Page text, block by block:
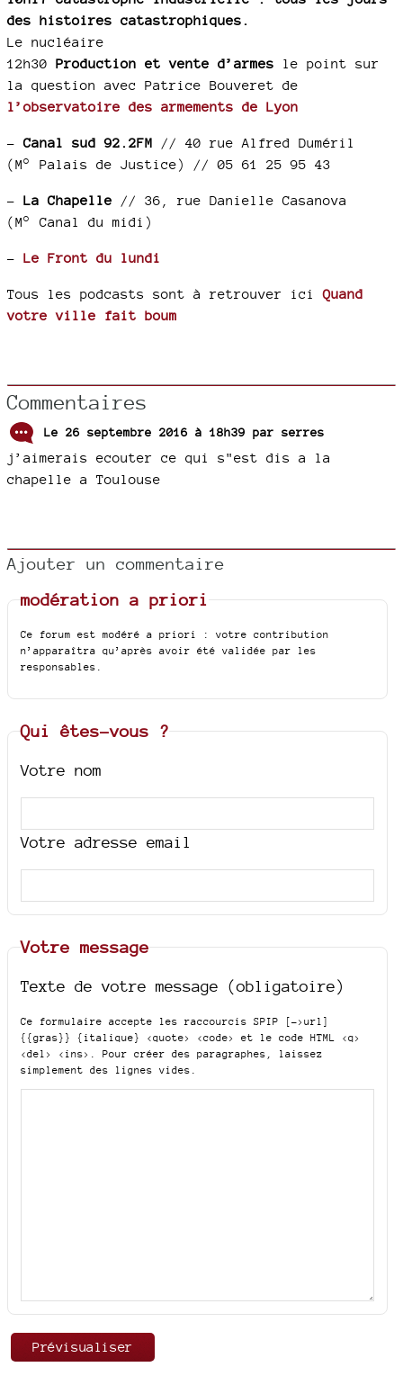
des histoires catastrophiques.
Le nucléaire
12h30 Production et vente d’armes le point sur
la question avec Patrice Bouveret de
l’observatoire des armements de Lyon
– Canal sud 92.2FM // 40 rue Alfred Duméril
(M° Palais de Justice) // 05 61 25 95 43
– La Chapelle // 36, rue Danielle Casanova
(M° Canal du midi)
– Le Front du lundi
Tous les podcasts sont à retrouver iciQuand
votre ville fait boum
Commentaires
Le 26 septembre 2016 à 18h39 par serres
j’aimerais ecouter ce qui s"est dis a la
chapelle a Toulouse
Ajouter un commentaire
modération a priori
Ce forum est modéré a priori : votre contribution
n’apparaîtra qu’après avoir été validée par les
responsables.
Qui êtes-vous ?
Votre nom
Votre adresse email
Votre message
Texte de votre message (obligatoire)
Ce formulaire accepte les raccourcis SPIP
[->url]
{{gras}} {italique} <quote> <code>
et le code HTML <q>
<del> <ins>
. Pour créer des paragraphes, laissez
simplement des lignes vides.